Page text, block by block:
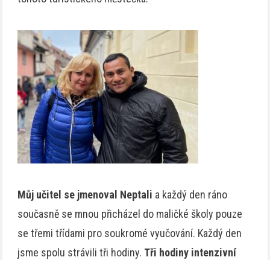
Můj učitel se jmenoval Neptali a každý den ráno
současně se mnou přicházel do maličké školy pouze
se třemi třídami pro soukromé vyučování. Každý den
jsme spolu strávili tři hodiny. Tři hodiny intenzivní